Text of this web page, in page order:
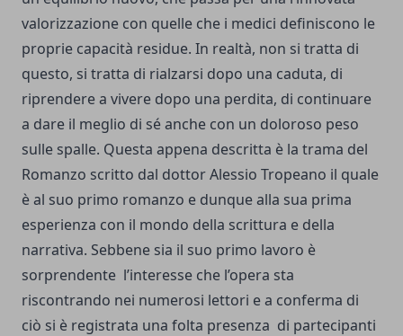
valorizzazione con quelle che i medici definiscono le
proprie capacità residue. In realtà, non si tratta di
questo, si tratta di rialzarsi dopo una caduta, di
riprendere a vivere dopo una perdita, di continuare
a dare il meglio di sé anche con un doloroso peso
sulle spalle. Questa appena descritta è la trama del
Romanzo scritto dal dottor Alessio Tropeano il quale
è al suo primo romanzo e dunque alla sua prima
esperienza con il mondo della scrittura e della
narrativa. Sebbene sia il suo primo lavoro è
sorprendente l’interesse che l’opera sta
riscontrando nei numerosi lettori e a conferma di
ciò si è registrata una folta presenza di partecipanti